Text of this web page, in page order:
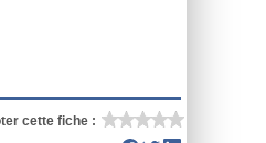
cette fiche :